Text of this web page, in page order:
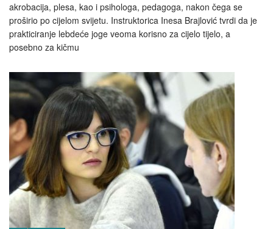
akrobacija, plesa, kao i psihologa, pedagoga, nakon čega se
proširio po cijelom svijetu. Instruktorica Inesa Brajlović tvrdi da je
prakticiranje lebdeće joge veoma korisno za cijelo tijelo, a
posebno za kičmu